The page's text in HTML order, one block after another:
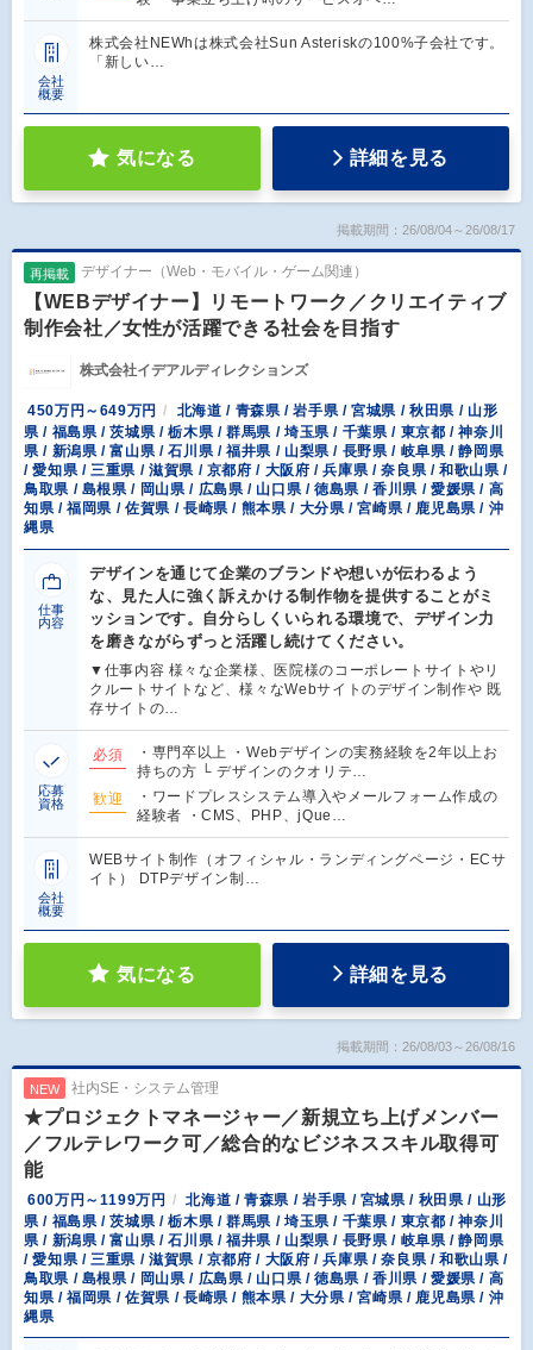
会社
概要
株式会社NEWhは株式会社Sun Asteriskの100%子会社です。
「新しい…
気になる 詳細を見る
掲載期間：26/08/04～26/08/17
再掲載 デザイナー（Web・モバイル・ゲーム関連）
【WEBデザイナー】リモートワーク／クリエイティブ
制作会社／女性が活躍できる社会を目指す
株式会社イデアルディレクションズ
450万円～649万円
北海道 / 青森県 / 岩手県 / 宮城県 / 秋田県 / 山形
県 / 福島県 / 茨城県 / 栃木県 / 群馬県 / 埼玉県 / 千葉県 / 東京都 / 神奈川
県 / 新潟県 / 富山県 / 石川県 / 福井県 / 山梨県 / 長野県 / 岐阜県 / 静岡県
/ 愛知県 / 三重県 / 滋賀県 / 京都府 / 大阪府 / 兵庫県 / 奈良県 / 和歌山県 /
鳥取県 / 島根県 / 岡山県 / 広島県 / 山口県 / 徳島県 / 香川県 / 愛媛県 / 高
知県 / 福岡県 / 佐賀県 / 長崎県 / 熊本県 / 大分県 / 宮崎県 / 鹿児島県 / 沖
縄県
仕事
内容
デザインを通じて企業のブランドや想いが伝わるよう
な、見た人に強く訴えかける制作物を提供することがミ
ッションです。自分らしくいられる環境で、デザイン力
を磨きながらずっと活躍し続けてください。
▼仕事内容 様々な企業様、医院様のコーポレートサイトやリ
クルートサイトなど、様々なWebサイトのデザイン制作や 既
存サイトの…
応募
資格
必須
・専門卒以上 ・Webデザインの実務経験を2年以上お
持ちの方 └ デザインのクオリテ…
歓迎
・ワードプレスシステム導入やメールフォーム作成の
経験者 ・CMS、PHP、jQue…
会社
概要
WEBサイト制作（オフィシャル・ランディングページ・ECサ
イト） DTPデザイン制…
気になる 詳細を見る
掲載期間：26/08/03～26/08/16
NEW 社内SE・システム管理
★プロジェクトマネージャー／新規立ち上げメンバー
／フルテレワーク可／総合的なビジネススキル取得可
能
600万円～1199万円
北海道 / 青森県 / 岩手県 / 宮城県 / 秋田県 / 山形
県 / 福島県 / 茨城県 / 栃木県 / 群馬県 / 埼玉県 / 千葉県 / 東京都 / 神奈川
県 / 新潟県 / 富山県 / 石川県 / 福井県 / 山梨県 / 長野県 / 岐阜県 / 静岡県
/ 愛知県 / 三重県 / 滋賀県 / 京都府 / 大阪府 / 兵庫県 / 奈良県 / 和歌山県 /
鳥取県 / 島根県 / 岡山県 / 広島県 / 山口県 / 徳島県 / 香川県 / 愛媛県 / 高
知県 / 福岡県 / 佐賀県 / 長崎県 / 熊本県 / 大分県 / 宮崎県 / 鹿児島県 / 沖
縄県